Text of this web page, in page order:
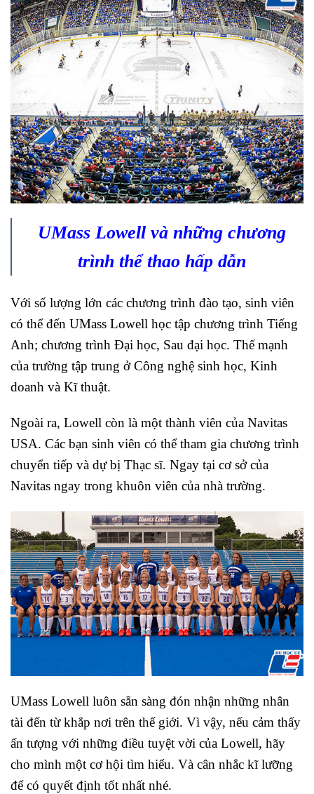
UMass Lowell và những chương
trình thể thao hấp dẫn
Với số lượng lớn các chương trình đào tạo, sinh viên
có thể đến UMass Lowell học tập chương trình Tiếng
Anh; chương trình Đại học, Sau đại học. Thế mạnh
của trường tập trung ở Công nghệ sinh học, Kinh
doanh và Kĩ thuật.
Ngoài ra, Lowell còn là một thành viên của Navitas
USA. Các bạn sinh viên có thể tham gia chương trình
chuyển tiếp và dự bị Thạc sĩ. Ngay tại cơ sở của
Navitas ngay trong khuôn viên của nhà trường.
UMass Lowell luôn sẵn sàng đón nhận những nhân
tài đến từ khắp nơi trên thế giới. Vì vậy, nếu cảm thấy
ấn tượng với những điều tuyệt vời của Lowell, hãy
cho mình một cơ hội tìm hiểu. Và cân nhắc kĩ lưỡng
để có quyết định tốt nhất nhé.